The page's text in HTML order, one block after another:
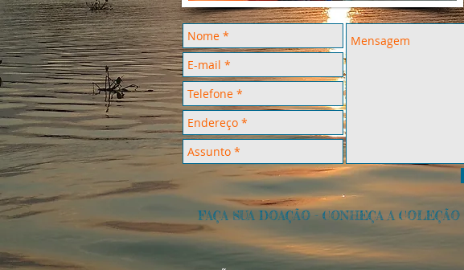
FAÇA SUA DOAÇÃO-CONHEÇA A